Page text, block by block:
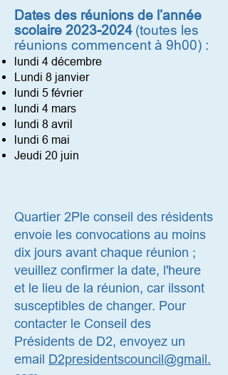
Dates des réunions de l’année
scolaire 2023-2024 (toutes les
réunions commencent à 9h00) :
lundi 4 décembre
Lundi 8 janvier
lundi 5 février
lundi 4 mars
lundi 8 avril
lundi 6 mai
Jeudi 20 juin
Quartier 2Ple conseil des résidents
envoie les convocations au moins
dix jours avant chaque réunion ;
veuillez confirmer la date, l'heure
et le lieu de la réunion, car ilssont
susceptibles de changer. Pour
contacter le Conseil des
Présidents de D2, envoyez un
email D2presidentscouncil@gmail.